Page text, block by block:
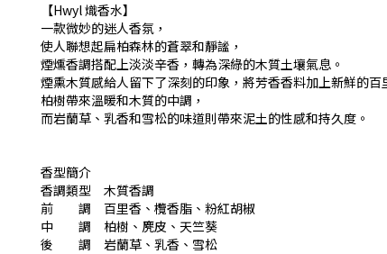
【Hwyl 熾香水】
一款微妙的迷人香氛，
使人聯想起扁柏森林的蒼翠和靜謐，
煙燻香調搭配上淡淡辛香，轉為深綠的木質土壤氣息。
煙熏木質感給人留下了深刻的印象，將芳香香料加上新鮮的百
柏樹帶來溫暖和木質的中調，
而岩蘭草、乳香和雪松的味道則帶來泥土的性感和持久度。
香型簡介
香調類型 木質香調
前 調 百里香、欖香脂、粉紅胡椒
中 調 柏樹、麂皮、天竺葵
後 調 岩蘭草、乳香、雪松